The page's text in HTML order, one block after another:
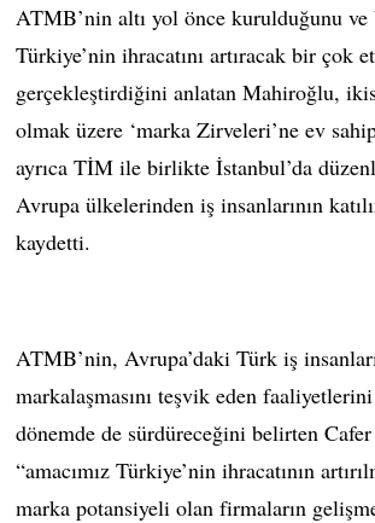
ATMB’nin altı yol önce kurulduğunu ve
Türkiye’nin ihracatını artıracak bir çok
gerçekleştirdiğini anlatan Mahiroğlu,
olmak üzere ‘marka Zirveleri’ne ev
ayrıca TİM ile birlikte İstanbul’da
Avrupa ülkelerinden iş insanlarının
kaydetti.
ATMB’nin, Avrupa’daki Türk iş
markalaşmasını teşvik eden
dönemde de sürdüreceğini belirten
“amacımız Türkiye’nin ihracatının
marka potansiyeli olan firmaların